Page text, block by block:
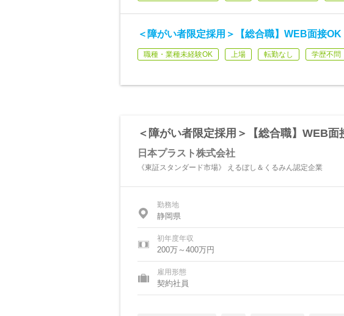
＜障がい者限定採用＞【総合職】WEB面接
職種・業種未経験OK 上場 転勤なし 学歴不問
＜障がい者限定採用＞【総合職】WEB
日本プラスト株式会社
《東証スタンダード市場》 えるぼし＆くるみん認定企業
勤務地
静岡県
初年度年収
200万～400万円
雇用形態
契約社員